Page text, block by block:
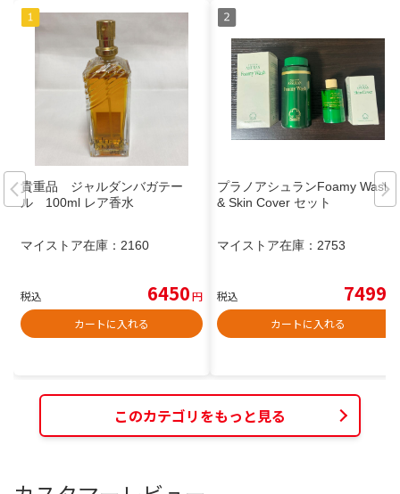
貴重品 ジャルダンバガテー
ル 100ml レア香水
マイストア在庫： 2160
税込 6450円
カートに入れる
プラノアシュランFoamy Wash
& Skin Cover セット
マイストア在庫： 2753
税込 7499
カートに入れる
このカテゴリをもっと見る